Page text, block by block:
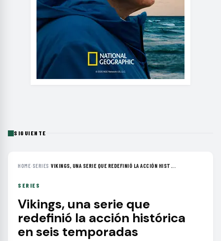
SIGUIENTE
HOME› SERIES ›VIKINGS, UNA SERIE QUE REDEFINIÓ LA ACCIÓN HIST...
SERIES
Vikings, una serie que
redefinió la acción histórica
en seis temporadas